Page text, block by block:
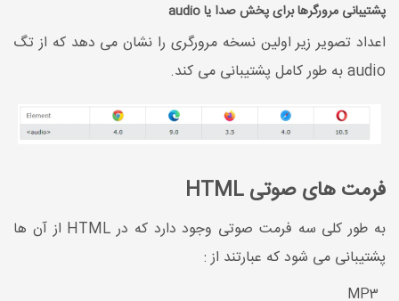
پشتیبانی مرورگرها برای پخش صدا یا audio
اعداد تصویر زیر اولین نسخه مرورگری را نشان می دهد که از تگ
audio به طور کامل پشتیبانی می کند.
فرمت های صوتی HTML
به طور کلی سه فرمت صوتی وجود دارد که در HTML از آن ها
پشتیبانی می شود که عبارتند از :
MP3